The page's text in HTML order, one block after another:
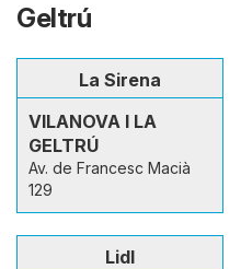
Geltrú
La Sirena
VILANOVA I LA
GELTRÚ
Av. de Francesc Macià
129
Lidl